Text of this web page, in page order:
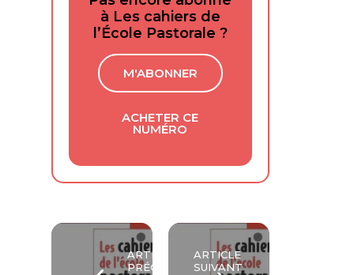
à Les cahiers de
l’École Pastorale ?
M'ABONNER
ACHETER CE
NUMÉRO
ARTICLE
PRÉCÉDENT
ARTICLE
SUIVANT